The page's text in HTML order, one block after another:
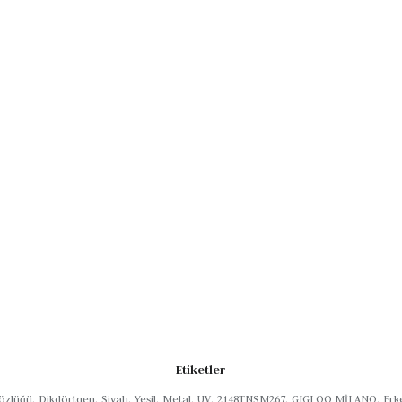
C.1 ile tarzınızı ön plana çıkarın.Etiketler
, Dikdörtgen, Siyah, Yeşil, Metal, UV, 2148TNSM267, GIGI OO MİLANO,